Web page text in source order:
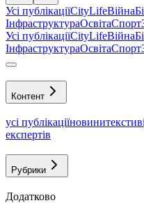
Усі публікаціїCityLifeВійна
ІнфраструктураОсвітаСпорт
Усі публікаціїCityLifeВійна
ІнфраструктураОсвітаСпорт
Контент
усі публікаціїновинитексти
експертів
Рубрики
Додатково